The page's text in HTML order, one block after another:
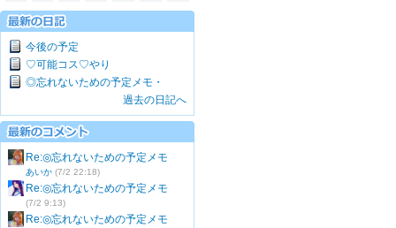
今後の予定
♡可能コス♡やり
◎忘れないための予定メモ・
過去の日記へ
Re:◎忘れないための予定メモ
あいか (7/2 22:18)
Re:◎忘れないための予定メモ
(7/2 9:13)
Re:◎忘れないための予定メモ